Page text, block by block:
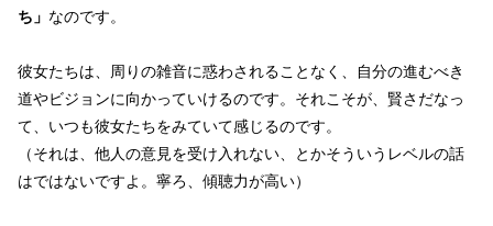
ち」 なのです。
彼女たちは、周りの雑音に惑わされることなく、自分の進むべき
道やビジョンに向かっていけるのです。それこそが、賢さだなっ
て、いつも彼女たちをみていて感じるのです。
（それは、他人の意見を受け入れない、とかそういうレベルの話
はではないですよ。寧ろ、傾聴力が高い）